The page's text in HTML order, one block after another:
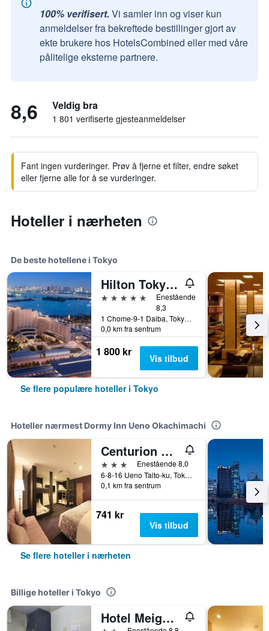
100% verifisert. Vi samler inn og viser kun
anmeldelser fra bekreftede bestillinger gjort av
ekte brukere hos HotelsCombined eller med våre
pålitelige eksterne partnere.
8,6 Veldig bra
1 801 verifiserte gjesteanmeldelser
Fant ingen vurderinger. Prøv å fjerne et filter, endre søket
eller fjerne alle for å se vurderinger.
Hoteller i nærheten
De beste hotellene i Tokyo
Hilton Tokyo Odaiba
5 stjerner
Enestående
8,3
1 Chome-9-1 Daiba, Tokyo, Japan
0,0 km fra sentrum
1 800 kr Vis tilbud
Se flere populære hoteller i Tokyo
Hoteller nærmest Dormy Inn Ueno Okachimachi
Centurion Hotel & Spa Ueno Station
3 stjernerEnestående 8,0
6-8-16 Ueno Taito-ku, Tokyo, Japan
0,1 km fra sentrum
741 kr
Vis tilbud
Se flere hoteller i nærheten
Billige hoteller i Tokyo
Hotel Meigetsu